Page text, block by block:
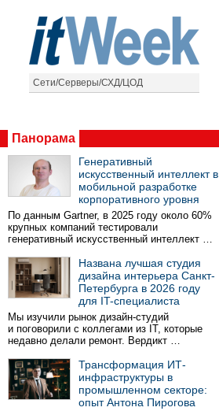
Сети/Серверы/СХД/ЦОД
Панорама
Генеративный
искусственный интеллект в
мобильной разработке
корпоративного уровня
По данным Gartner, в 2025 году около 60%
крупных компаний тестировали
генеративный искусственный интеллект …
Названа лучшая студия
дизайна интерьера Санкт-
Петербурга в 2026 году
для IT-специалиста
Мы изучили рынок дизайн-студий
и поговорили с коллегами из IT, которые
недавно делали ремонт. Вердикт …
Трансформация ИТ-
инфраструктуры в
промышленном секторе:
опыт Антона Пирогова